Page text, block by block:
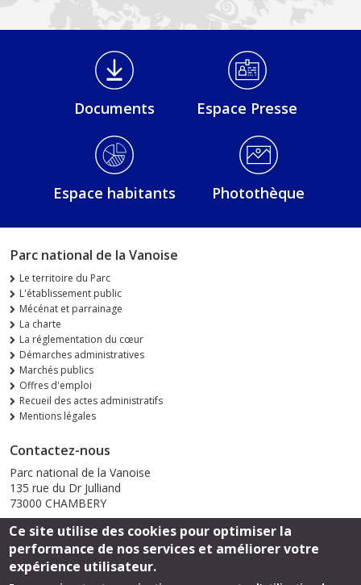
Médiathèque Footer
Documents Espace Presse
Espace habitants Photothèque
Parc national de la Vanoise
Le territoire du Parc
L'établissement public
Mécénat et parrainage
La charte
La réglementation du cœur
Démarches administratives
Marchés publics
Offres d'emploi
Recueil des actes administratifs
Mentions légales
Contactez-nous
Parc national de la Vanoise
135 rue du Dr Julliand
73000 CHAMBERY
Envoyer un email
Ce site utilise des cookies pour optimiser la
performance de nos services et améliorer votre
expérience utilisateur.